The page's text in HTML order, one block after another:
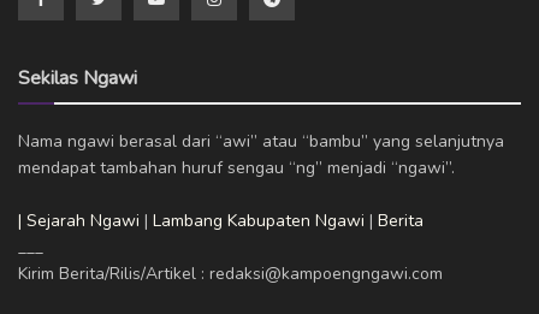
Sekilas Ngawi
Nama ngawi berasal dari “awi” atau “bambu” yang selanjutnya
mendapat tambahan huruf sengau “ng” menjadi “ngawi”.
| Sejarah Ngawi | Lambang Kabupaten Ngawi | Berita
Kirim Berita/Rilis/Artikel : redaksi@kampoengngawi.com